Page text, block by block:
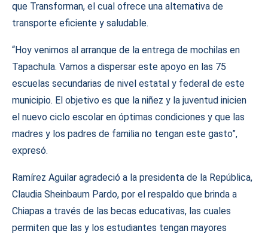
que Transforman, el cual ofrece una alternativa de
transporte eficiente y saludable.
“Hoy venimos al arranque de la entrega de mochilas en
Tapachula. Vamos a dispersar este apoyo en las 75
escuelas secundarias de nivel estatal y federal de este
municipio. El objetivo es que la niñez y la juventud inicien
el nuevo ciclo escolar en óptimas condiciones y que las
madres y los padres de familia no tengan este gasto”,
expresó.
Ramírez Aguilar agradeció a la presidenta de la República,
Claudia Sheinbaum Pardo, por el respaldo que brinda a
Chiapas a través de las becas educativas, las cuales
permiten que las y los estudiantes tengan mayores